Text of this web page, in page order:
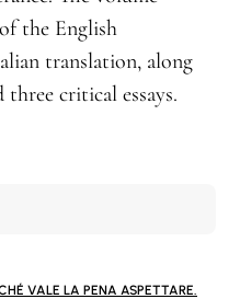
the English
translation, along
critical essays.
VALE LA PENA ASPETTARE.